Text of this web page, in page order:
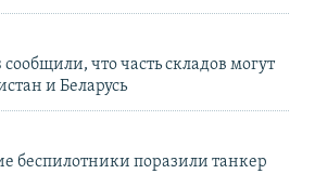
что часть складов могут
и Беларусь
беспилотники поразили танкер